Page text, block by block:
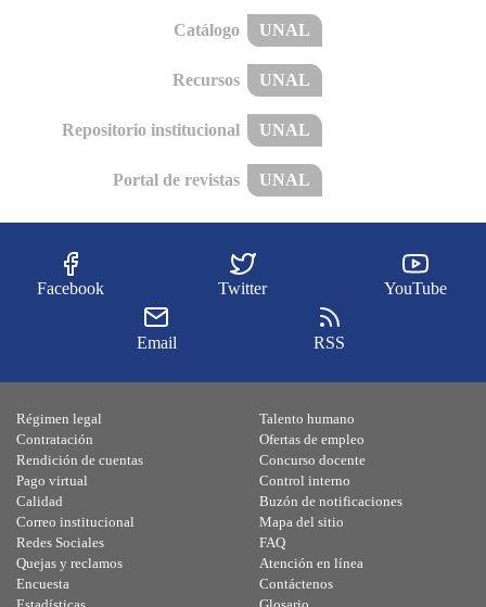
Catálogo UNAL
Recursos UNAL
Repositorio institucional UNAL
Portal de revistas UNAL
Facebook Twitter YouTube
Email RSS
Régimen legal
Contratación
Rendición de cuentas
Pago virtual
Calidad
Talento humano
Ofertas de empleo
Concurso docente
Control interno
Buzón de notificaciones
Correo institucional
Redes Sociales
Quejas y reclamos
Encuesta
Mapa del sitio
FAQ
Atención en línea
Contáctenos